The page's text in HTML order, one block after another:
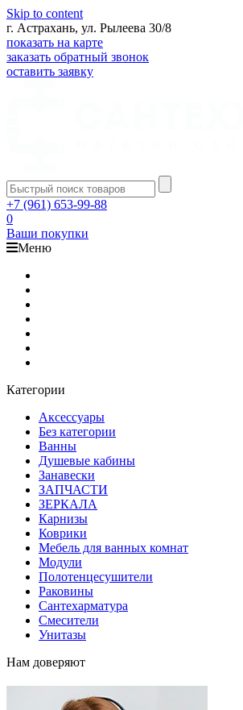
Skip to content
г. Астрахань, ул. Рылеева 30/8
показать на карте
заказать обратный звонок
оставить заявку
+7 (961) 653-99-88
0
Ваши покупки
Меню
Категории
Аксессуары
Без категории
Ванны
Душевые кабины
Занавески
ЗАПЧАСТИ
ЗЕРКАЛА
Карнизы
Коврики
Мебель для ванных комнат
Модули
Полотенцесушители
Раковины
Сантехарматура
Смесители
Унитазы
Нам доверяют